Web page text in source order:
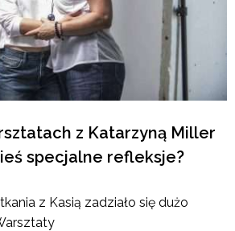
z Katarzyną Miller
specjalne refleksje?
z Kasią zadziało się dużo